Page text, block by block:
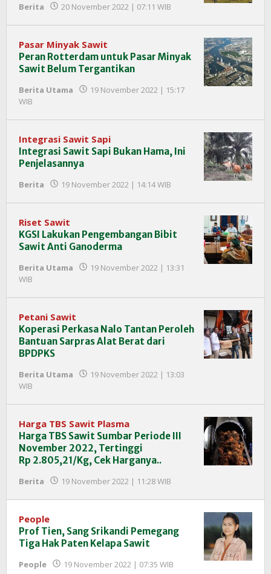
Berita 20 November 2022 | 07:11 WIB
InfoSAWIT
Pasar Minyak Sawit
Peran Rotterdam untuk Pasar Minyak
Sawit Belum Tergantikan
Berita Utama
19 November 2022 | 15:17
WIB
InfoSAWIT
Integrasi Sawit Sapi
Integrasi Sawit Sapi Bukan Hama, Ini
Penjelasannya
Berita 19 November 2022 | 14:14 WIB
InfoSAWIT
Riset Sawit
KGSI Lakukan Pengembangan Bibit
Sawit Anti Ganoderma
Berita Utama
19 November 2022 | 13:31
WIB
InfoSAWIT
Petani Sawit
Koperasi Perkasa Nalo Tantan Peroleh
Bantuan Sarpras Alat Berat dari
BPDPKS
Berita Utama
19 November 2022 | 13:03
WIB
InfoSAWIT
Harga TBS Sawit Plasma
Harga TBS Sawit Sumbar Periode III
November 2022, Tertinggi
Rp 2.805,21/Kg, Cek Harganya..
Berita 19 November 2022 | 11:28 WIB
InfoSAWIT
People
Prof Tien, Sang Srikandi Pemegang
Tiga Hak Paten Kelapa Sawit
People 19 November 2022 | 07:35 WIB